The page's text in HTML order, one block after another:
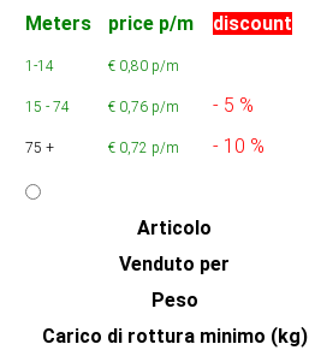
Meters price p/m discount
1-14 € 0,80 p/m
15 - 74 € 0,76 p/m - 5 %
75 + € 0,72 p/m - 10 %
Articolo
Venduto per
Peso
Carico di rottura minimo (kg)